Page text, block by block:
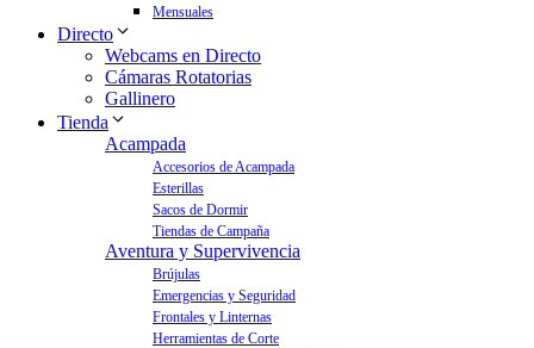
Mensuales
Directo
Webcams en Directo
Cámaras Rotatorias
Gallinero
Tienda
Acampada
Accesorios de Acampada
Esterillas
Sacos de Dormir
Tiendas de Campaña
Aventura y Supervivencia
Brújulas
Emergencias y Seguridad
Frontales y Linternas
Herramientas de Corte